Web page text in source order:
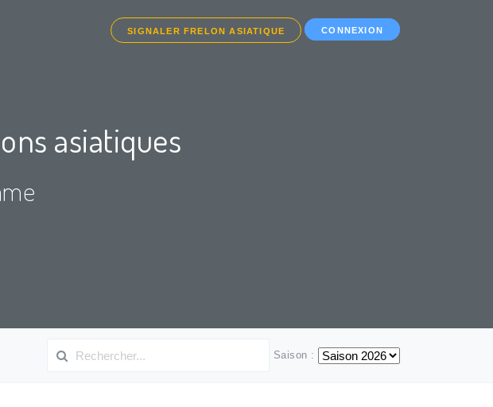
SIGNALER FRELON ASIATIQUE CONNEXION
asiatiques
Saison :